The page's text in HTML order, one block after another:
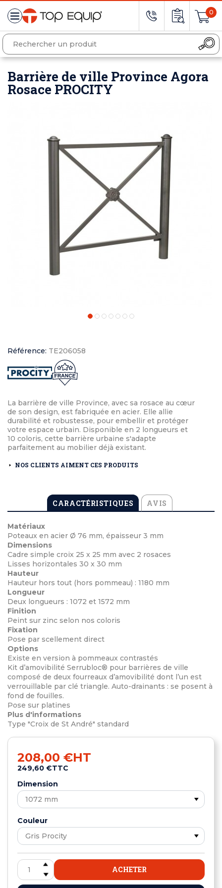
0
Barrière de ville Province Agora
Rosace PROCITY
Référence: TE206058
La barrière de ville Province, avec sa rosace au cœur
de son design, est fabriquée en acier. Elle allie
durabilité et robustesse, pour embellir et protéger
votre espace urbain. Disponible en 2 longueurs et
10 coloris, cette barrière urbaine s'adapte
parfaitement au mobilier déjà existant.
NOS CLIENTS AIMENT CES PRODUITS
CARACTÉRISTIQUES AVIS
Matériaux
Poteaux en acier Ø 76 mm, épaisseur 3 mm
Dimensions
Cadre simple croix 25 x 25 mm avec 2 rosaces
Lisses horizontales 30 x 30 mm
Hauteur
Hauteur hors tout (hors pommeau) : 1180 mm
Longueur
Deux longueurs : 1072 et 1572 mm
Finition
Peint sur zinc selon nos coloris
Fixation
Pose par scellement direct
Options
Existe en version à pommeaux contrastés
Kit d’amovibilité Serrubloc® pour barrières de ville
composé de deux fourreaux d’amovibilité dont l’un est
verrouillable par clé triangle. Auto-drainants : se posent à
fond de fouilles.
Pose sur platines
Plus d'informations
Type "Croix de St André" standard
208,00 €HT
249,60 €TTC
Dimension
Couleur
ACHETER